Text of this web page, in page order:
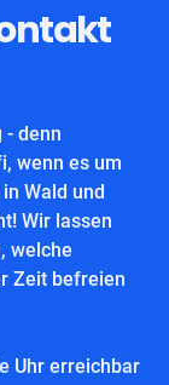
- denn
wenn es um
Wald und
Wir lassen
welche
Zeit befreien
Uhr erreichbar